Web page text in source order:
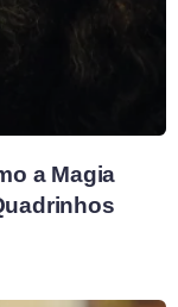
a Magia